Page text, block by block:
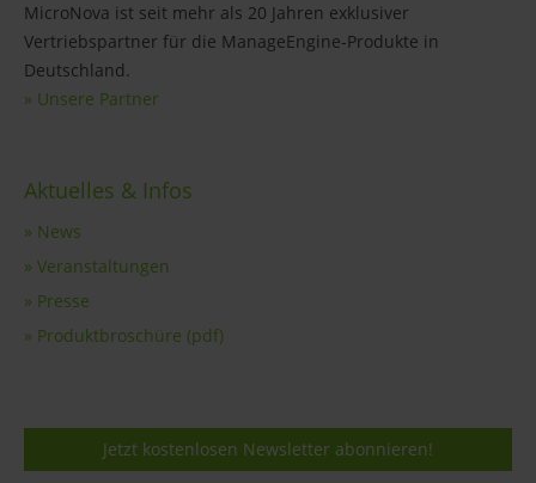
MicroNova ist seit mehr als 20 Jahren exklusiver
Vertriebspartner für die ManageEngine-Produkte in
Deutschland.
» Unsere Partner
Aktuelles & Infos
» News
» Veranstaltungen
» Presse
» Produktbroschüre (pdf)
Jetzt kostenlosen Newsletter abonnieren!